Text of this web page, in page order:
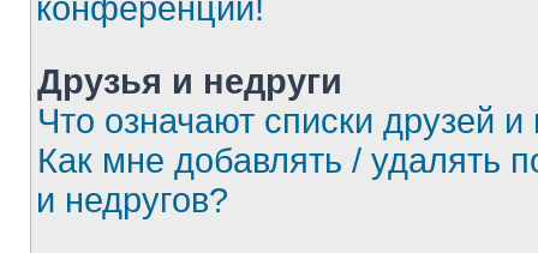
конференции!
Друзья и недруги
Что означают списки друзей и
Как мне добавлять / удалять
и недругов?